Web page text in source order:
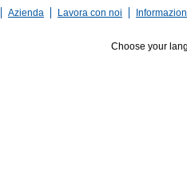
Azienda Lavora con noi
Choose your